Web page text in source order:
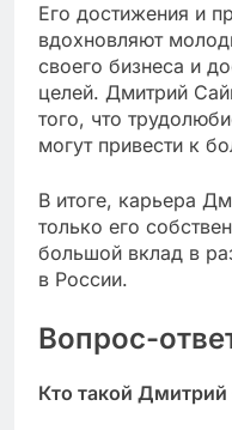
Его достижения и
вдохновляют
своего бизнеса и
целей. Дмитрий
того, что
могут привести к
В итоге, карьера
только его
большой вклад в
в России.
Вопрос-
Кто такой